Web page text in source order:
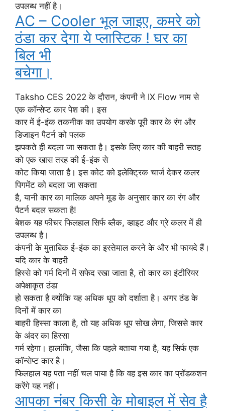
उपलब्ध नहीं है।
AC – Cooler भूल जाइए, कमरे को
ठंडा कर देगा ये प्लास्टिक ! घर का
बिल भी
बचेगा।
Taksho CES 2022 के दौरान, कंपनी ने IX Flow नाम से
एक कॉन्सेप्ट कार पेश की। इस
कार में ई-इंक तकनीक का उपयोग करके पूरी कार के रंग और
डिजाइन पैटर्न को पलक
झपकते ही बदला जा सकता है। इसके लिए कार की बाहरी सतह
को एक खास तरह की ई-इंक से
कोट किया जाता है। इस कोट को इलेक्ट्रिक चार्ज देकर कलर
पिगमेंट को बदला जा सकता
है, यानी कार का मालिक अपने मूड के अनुसार कार का रंग और
पैटर्न बदल सकता है!
बेशक यह फीचर फिलहाल सिर्फ ब्लैक, व्हाइट और ग्रे कलर में ही
उपलब्ध है।
कंपनी के मुताबिक ई-इंक का इस्तेमाल करने के और भी फायदे हैं।
यदि कार के बाहरी
हिस्से को गर्म दिनों में सफेद रखा जाता है, तो कार का इंटीरियर
अपेक्षाकृत ठंडा
हो सकता है क्योंकि यह अधिक धूप को दर्शाता है। अगर ठंड के
दिनों में कार का
बाहरी हिस्सा काला है, तो यह अधिक धूप सोख लेगा, जिससे कार
के अंदर का हिस्सा
गर्म रहेगा। हालांकि, जैसा कि पहले बताया गया है, यह सिर्फ एक
कॉन्सेप्ट कार है।
फिलहाल यह पता नहीं चल पाया है कि वह इस कार का प्रॉडकशन
करेंगे यह नहीं।
आपका नंबर किसी के मोबाइल में सेव है